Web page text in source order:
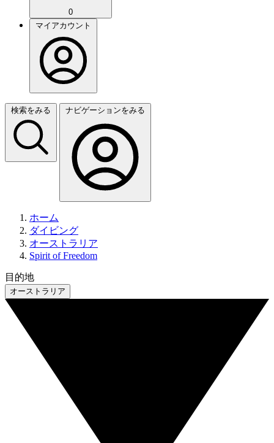
0
マイアカウント
検索をみる ナビゲーションをみる
ホーム
ダイビング
オーストラリア
Spirit of Freedom
目的地
オーストラリア